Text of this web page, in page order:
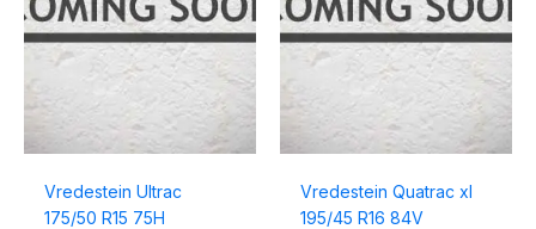
Vredestein Ultrac
175/50 R15 75H
Vredestein Quatrac xl
195/45 R16 84V